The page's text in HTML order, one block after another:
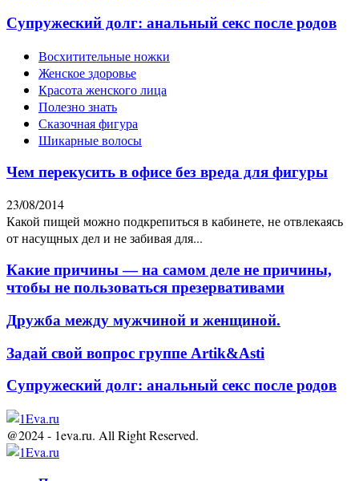
Супружеский долг: анальный секс после родов
Восхитительные ножки
Женское здоровье
Красота женского лица
Полезно знать
Сказочная фигура
Шикарные волосы
Чем перекусить в офисе без вреда для фигуры
23/08/2014
Какой пищей можно подкрепиться в кабинете, не отвлекаясь
от насущных дел и не забивая для...
Какие причины — на самом деле не причины,
чтобы не пользоваться презервативами
Дружба между мужчиной и женщиной.
Задай свой вопрос группе Artik&Asti
Супружеский долг: анальный секс после родов
@2024 - 1eva.ru. All Right Reserved.